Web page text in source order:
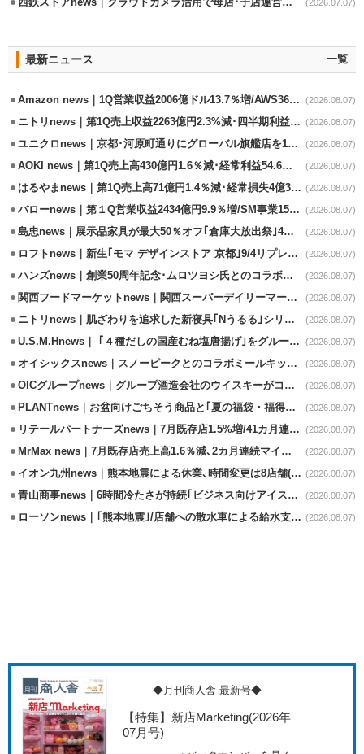
西鉄ストアnews｜クラウドカメラ活用で母店･子店運営の効率化 (2026.07.07)
最新ニュース 一覧
Amazon news｜1Q営業収益2006億ドル13.7％増/AWS36.8％％増が貢献 (2026.08.07)
ニトリnews｜第1Q売上収益2263億円2.3%減･四半期利益1.4％減 (2026.08.07)
ユニクロnews｜京都･河原町通りにグローバル旗艦店を11/6開設 (2026.08.07)
AOKI news｜第1Q売上高430億円1.6％減･経常利益54.6％減 (2026.08.07)
はるやまnews｜第1Q売上高71億円1.4％減･経常損失4億3800万円 (2026.08.07)
バローnews｜第１Q営業収益2434億円9.9％増/SM事業15.5％増と絶好調 (2026.08.07)
島忠news｜展示品家具が最大50％オフ｢倉庫大放出祭｣4店舗限定で開催 (2026.08.07)
ロフトnews｜新生｢モマ デザインストア 京都｣9/4リプレイスオープン (2026.08.07)
ハンズnews｜創業50周年記念･ムロツヨシ氏とのコラボ企画｢ムロハンズ｣開催 (2026.08.07)
関西フードマーケットnews｜関西スーパーデイリーマート蒲生店8/7改装 (2026.08.07)
ニトリnews｜肌ざわりを追求した新寝具｢Nうるる｣シリーズを発売 (2026.08.07)
U.S.M.Hnews｜ ｢４種だしの国産むね塩唐揚げ｣をグループ610店で共同販促 (2026.08.07)
オイシックスnews｜スノーピークとのコラボミールキット8/13発売 (2026.08.07)
OICグループnews｜グループ酒造会社のウイスキーがコンペティション受賞 (2026.08.07)
PLANTnews｜お盆向けごちそう商品と｢夏の福袋・福得カート｣8/8から開催 (2026.08.07)
リテールパートナーズnews｜7月既存店1.5%増/41カ月連続増 (2026.08.07)
MrMax news｜7月既存店売上高1.6％減､2カ月連続マイナス (2026.08.07)
イオン九州news｜熊本地震による休業､時間変更は8店舗(8/7時点) (2026.08.07)
青山商事news｜6時間冷たさが持続｢ビジネス向けアイスベスト｣発売 (2026.08.07)
ローソンnews｜｢熊本地震｣/店舗への散水車による給水支援を開始 (2026.08.07)
◆月刊商人舎 最新号◆
【特集】新店Marketing(2026年
07月号)